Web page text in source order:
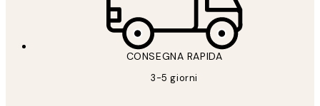
CONSEGNA RAPIDA
3-5 giorni